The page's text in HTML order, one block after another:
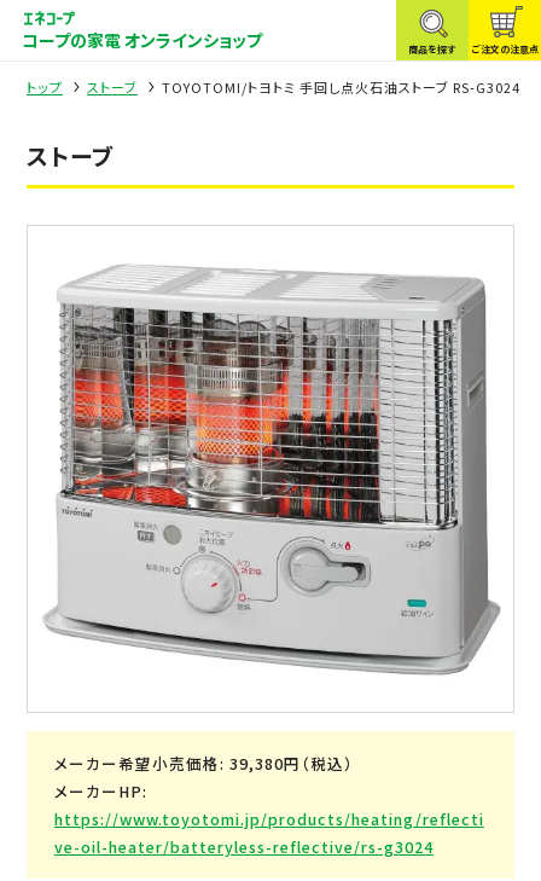
コープの家電 オンラインショップ 商品を探す ご注文の注意点
トップ ストーブ TOYOTOMI/トヨトミ 手回し点火石油ストーブ RS-G3024
ストーブ
メーカー希望小売価格: 39,380円（税込）
メーカーHP:
https://www.toyotomi.jp/products/heating/reflecti
ve-oil-heater/batteryless-reflective/rs-g3024